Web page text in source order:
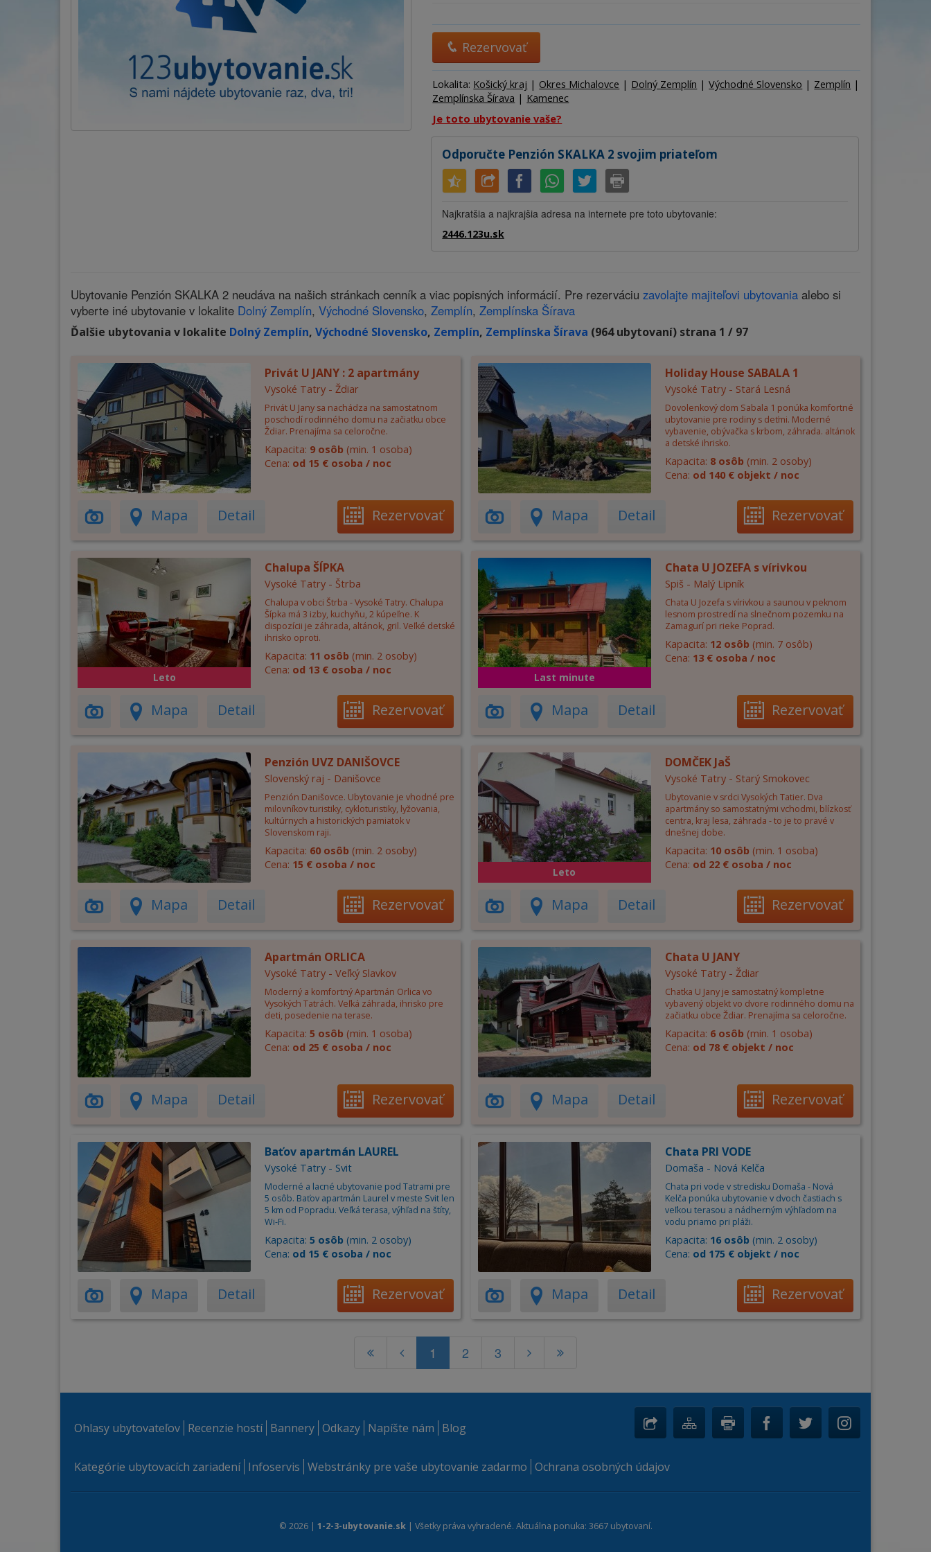
Hotel
Rezervovať
Lokalita: Košický kraj | Okres Michalovce | Dolný Zemplín | Východné Slovensko | Zemplín |
Zemplínska Šírava | Kamenec
Je toto ubytovanie vaše?
Odporučte Penzión SKALKA 2 svojim priateľom
Najkratšia a najkrajšia adresa na internete pre toto ubytovanie:
2446.123u.sk
Ubytovanie Penzión SKALKA 2 neudáva na našich stránkach cenník a viac popisných informácií. Pre rezerváciu zavolajte majiteľovi ubytovania alebo si
vyberte iné ubytovanie v lokalite Dolný Zemplín, Východné Slovensko, Zemplín, Zemplínska Šírava
Ďalšie ubytovania v lokalite Dolný Zemplín, Východné Slovensko, Zemplín, Zemplínska Šírava (964 ubytovaní) strana 1 / 97
Privát U JANY : 2 apartmány
Vysoké Tatry - Ždiar
Privát U Jany sa nachádza na samostatnom
poschodí rodinného domu na začiatku obce
Ždiar. Prenajíma sa celoročne.
Kapacita: 9 osôb (min. 1 osoba)
Cena: od 15 € osoba / noc
Mapa Detail Rezervovať
Holiday House SABALA 1
Vysoké Tatry - Stará Lesná
Dovolenkový dom Sabala 1 ponúka komfortné
ubytovanie pre rodiny s deťmi. Moderné
vybavenie, obývačka s krbom, záhrada. altánok
a detské ihrisko.
Kapacita: 8 osôb (min. 2 osoby)
Cena: od 140 € objekt / noc
Mapa Detail Rezervovať
Leto
Chalupa ŠÍPKA
Vysoké Tatry - Štrba
Chalupa v obci Štrba - Vysoké Tatry. Chalupa
Šípka má 3 izby, kuchyňu, 2 kúpeľne. K
dispozícii je záhrada, altánok, gril. Veľké detské
ihrisko oproti.
Kapacita: 11 osôb (min. 2 osoby)
Cena: od 13 € osoba / noc
Mapa Detail Rezervovať
Last minute
Chata U JOZEFA s vírivkou
Spiš - Malý Lipník
Chata U Jozefa s vírivkou a saunou v peknom
lesnom prostredí na slnečnom pozemku na
Zamagurí pri rieke Poprad.
Kapacita: 12 osôb (min. 7 osôb)
Cena: 13 € osoba / noc
Mapa Detail Rezervovať
Penzión UVZ DANIŠOVCE
Slovenský raj - Danišovce
Penzión Danišovce. Ubytovanie je vhodné pre
milovníkov turistiky, cykloturistiky, lyžovania,
kultúrnych a historických pamiatok v
Slovenskom raji.
Kapacita: 60 osôb (min. 2 osoby)
Cena: 15 € osoba / noc
Mapa Detail Rezervovať
Leto
DOMČEK JaŠ
Vysoké Tatry - Starý Smokovec
Ubytovanie v srdci Vysokých Tatier. Dva
apartmány so samostatnými vchodmi, blízkosť
centra, kraj lesa, záhrada - to je to pravé v
dnešnej dobe.
Kapacita: 10 osôb (min. 1 osoba)
Cena: od 22 € osoba / noc
Mapa Detail Rezervovať
Apartmán ORLICA
Vysoké Tatry - Veľký Slavkov
Moderný a komfortný Apartmán Orlica vo
Vysokých Tatrách. Veľká záhrada, ihrisko pre
deti, posedenie na terase.
Kapacita: 5 osôb (min. 1 osoba)
Cena: od 25 € osoba / noc
Mapa Detail Rezervovať
Chata U JANY
Vysoké Tatry - Ždiar
Chatka U Jany je samostatný kompletne
vybavený objekt vo dvore rodinného domu na
začiatku obce Ždiar. Prenajíma sa celoročne.
Kapacita: 6 osôb (min. 1 osoba)
Cena: od 78 € objekt / noc
Mapa Detail Rezervovať
Baťov apartmán LAUREL
Vysoké Tatry - Svit
Moderné a lacné ubytovanie pod Tatrami pre
5 osôb. Baťov apartmán Laurel v meste Svit len
5 km od Popradu. Veľká terasa, výhľad na štíty,
Wi-Fi.
Kapacita: 5 osôb (min. 2 osoby)
Cena: od 15 € osoba / noc
Mapa Detail Rezervovať
Chata PRI VODE
Domaša - Nová Kelča
Chata pri vode v stredisku Domaša - Nová
Kelča ponúka ubytovanie v dvoch častiach s
veľkou terasou a nádherným výhľadom na
vodu priamo pri pláži.
Kapacita: 16 osôb (min. 2 osoby)
Cena: od 175 € objekt / noc
Mapa Detail Rezervovať
1 2 3
Ohlasy ubytovateľov Recenzie hostí Bannery Odkazy Napíšte nám Blog
Kategórie ubytovacích zariadení Infoservis Webstránky pre vaše ubytovanie zadarmo Ochrana osobných údajov
© 2026 | 1-2-3-ubytovanie.sk| Všetky práva vyhradené. Aktuálna ponuka: 3667 ubytovaní.